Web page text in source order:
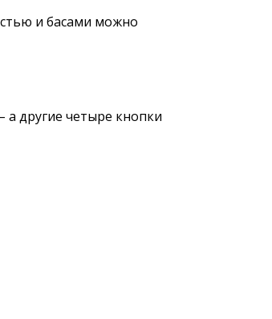
и басами можно
другие четыре кнопки